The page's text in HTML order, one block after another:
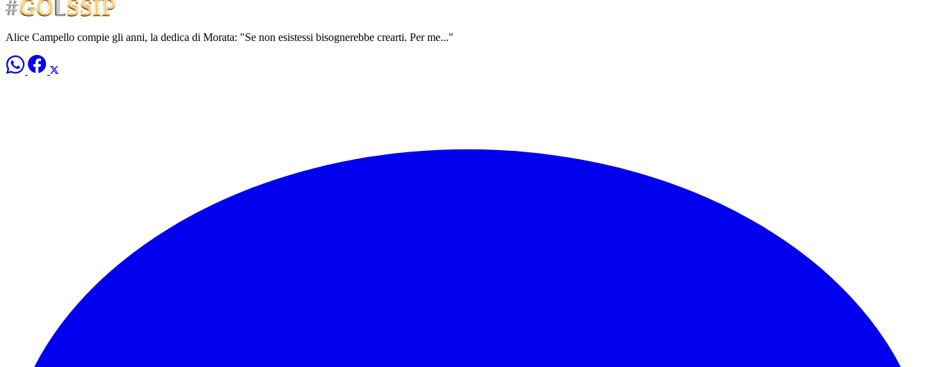
Alice Campello compie gli anni, la dedica di Morata: "Se non esistessi bisognerebbe crearti. Per me..."